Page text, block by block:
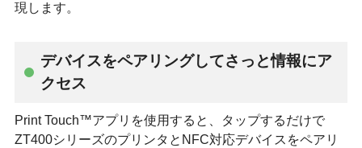
現します。
デバイスをペアリングしてさっと情報にア
クセス
Print Touch™アプリを使用すると、タップするだけで
ZT400シリーズのプリンタとNFC対応デバイスをペアリ